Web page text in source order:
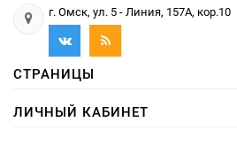
г. Омск, ул. 5 - Линия, 157А, кор.10
СТРАНИЦЫ
ЛИЧНЫЙ КАБИНЕТ